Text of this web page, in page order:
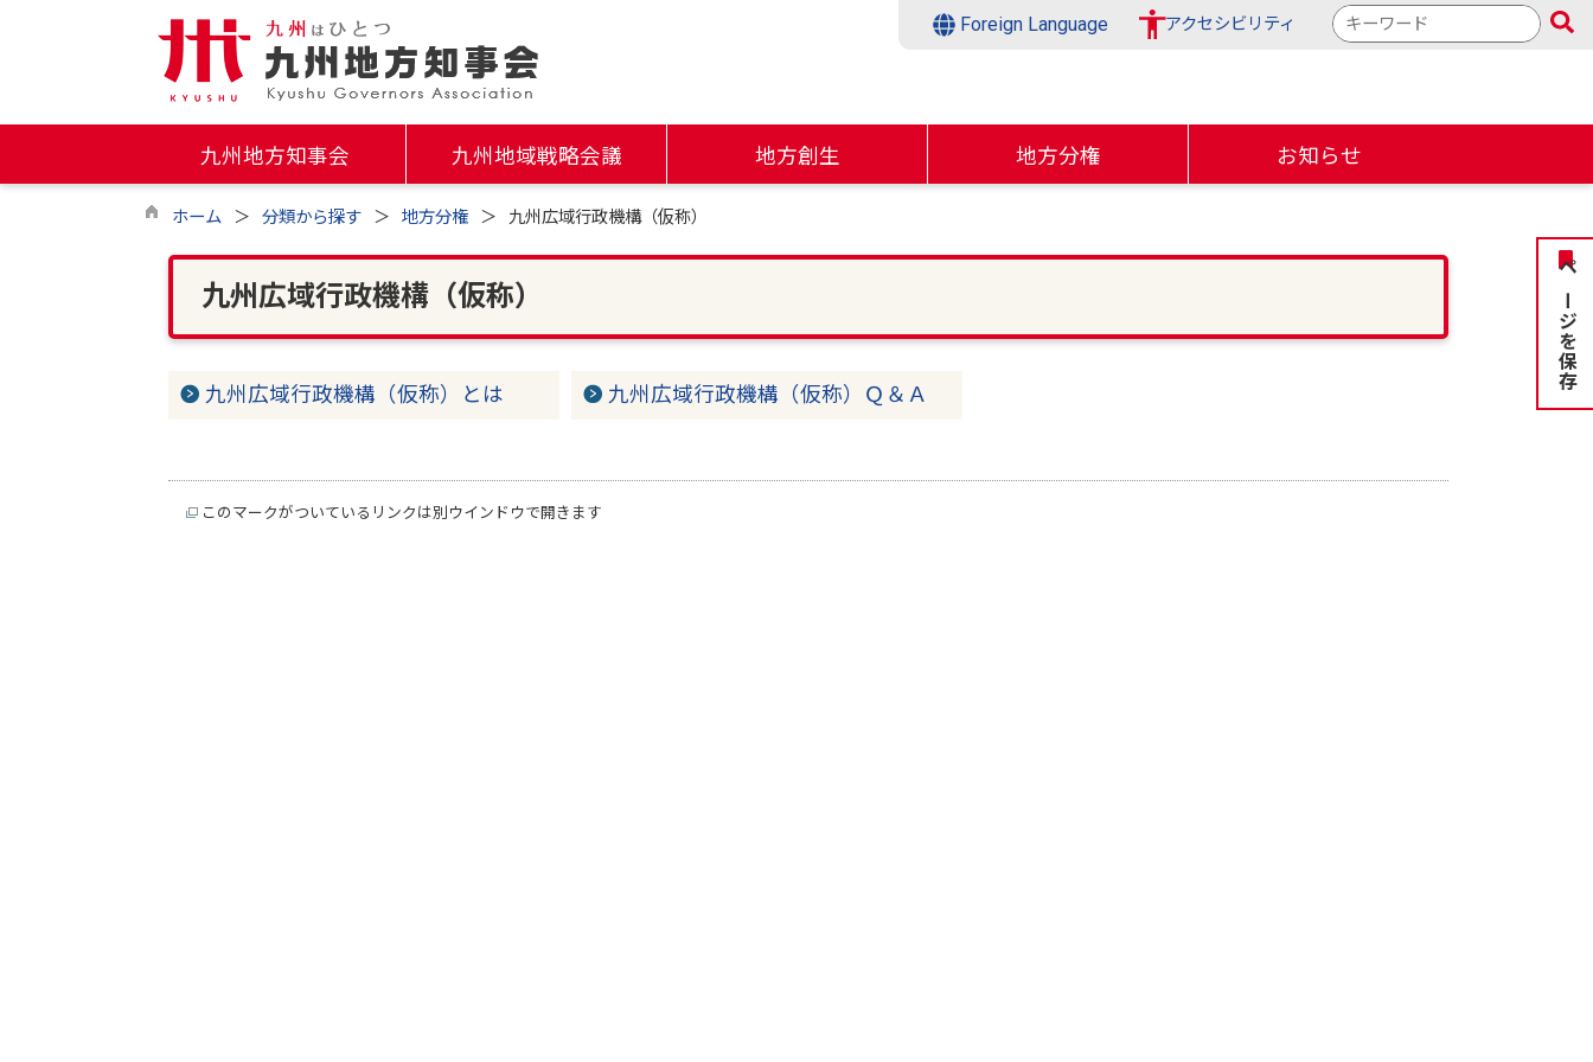
Foreign Language アクセシビリティ
検
索
ー
ド
九州地方知事会 九州地域戦略会議 地方創生 地方分権 お知らせ
ホーム 分類から探す 地方分権 九州広域行政機構（仮称）
九州広域行政機構（仮称）
九州広域行政機構（仮称）とは 九州広域行政機構（仮称）Ｑ＆Ａ
このマークがついているリンクは別ウインドウで開きます
ページを保存